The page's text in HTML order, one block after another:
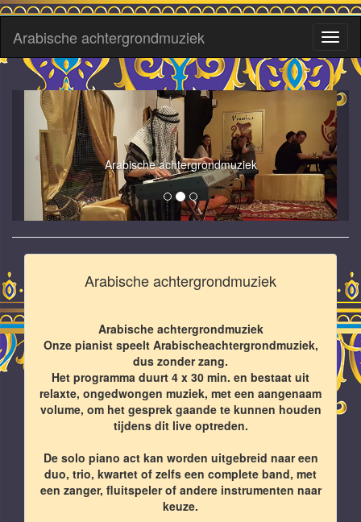
Arabische achtergrondmuziek
Arabische achtergrondmuziek
Arabische achtergrondmuziek
Arabische achtergrondmuziek
Onze pianist speelt Arabischeachtergrondmuziek,
dus zonder zang.
Het programma duurt 4 x 30 min. en bestaat uit
relaxte, ongedwongen muziek, met een aangenaam
volume, om het gesprek gaande te kunnen houden
tijdens dit live optreden.
De solo piano act kan worden uitgebreid naar een
duo, trio, kwartet of zelfs een complete band, met
een zanger, fluitspeler of andere instrumenten naar
keuze.